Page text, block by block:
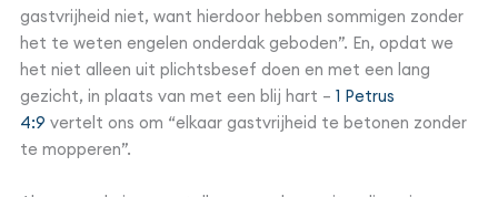
gastvrijheid niet, want hierdoor hebben sommigen zonder
het te weten engelen onderdak geboden”. En, opdat we
het niet alleen uit plichtsbesef doen en met een lang
gezicht, in plaats van met een blij hart – 1 Petrus
4:9 vertelt ons om “elkaar gastvrijheid te betonen zonder
te mopperen”.